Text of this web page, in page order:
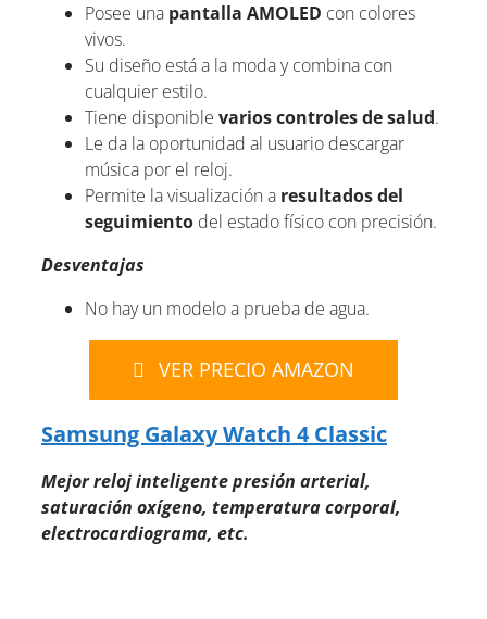
Posee una pantalla AMOLED con colores
vivos.
Su diseño está a la moda y combina con
cualquier estilo.
Tiene disponible varios controles de salud.
Le da la oportunidad al usuario descargar
música por el reloj.
Permite la visualización a resultados del
seguimiento del estado físico con precisión.
Desventajas
No hay un modelo a prueba de agua.
VER PRECIO AMAZON
Samsung Galaxy Watch 4 Classic
Mejor reloj inteligente presión arterial,
saturación oxígeno, temperatura corporal,
electrocardiograma, etc.